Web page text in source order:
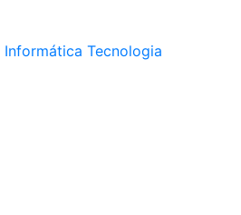
Informática Tecnologia